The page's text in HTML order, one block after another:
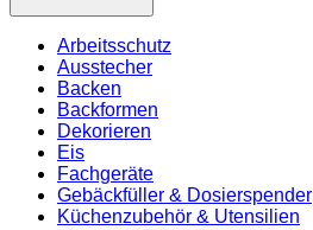
Arbeitsschutz
Ausstecher
Backen
Backformen
Dekorieren
Eis
Fachgeräte
Gebäckfüller & Dosierspender
Küchenzubehör & Utensilien